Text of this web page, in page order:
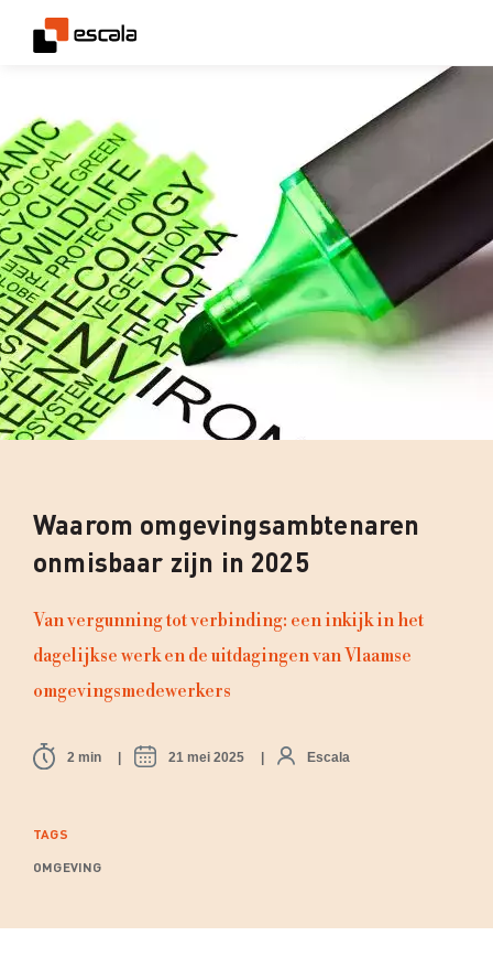
Waarom omgevingsambtenaren
onmisbaar zijn in 2025
Van vergunning tot verbinding: een inkijk in het
dagelijkse werk en de uitdagingen van Vlaamse
omgevingsmedewerkers
2 min 21 mei 2025 Escala
TAGS
OMGEVING